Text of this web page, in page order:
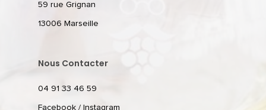
59 rue Grignan
13006 Marseille
Nous Contacter
04 91 33 46 59
Facebook / Instagram